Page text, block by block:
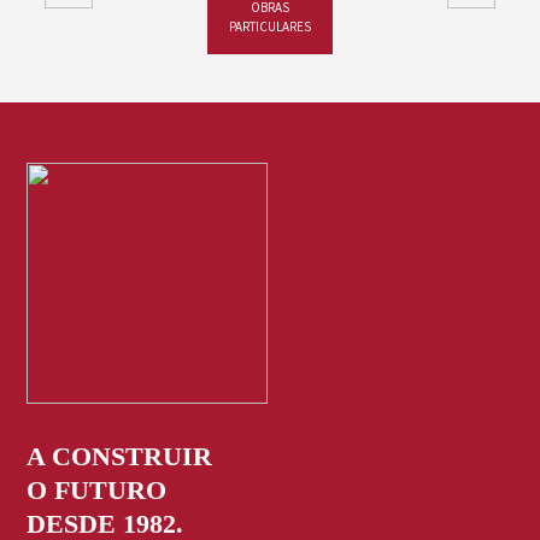
OBRAS
PARTICULARES
A CONSTRUIR
O FUTURO
DESDE 1982.